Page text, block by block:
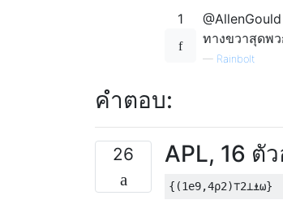
1
ทางขวาสุดพ
— Rainbolt
คำตอบ:
26 APL, 16 ตั